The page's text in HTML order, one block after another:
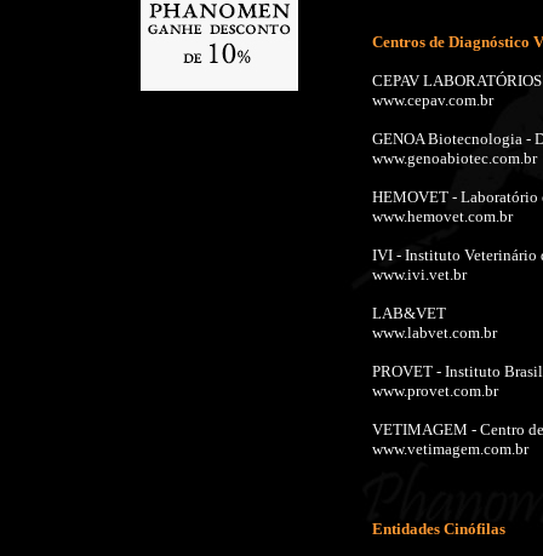
Centros de Diagnóstico
CEPAV
www.cepav.com.br
GENOA Biotecnologia -
www.genoabiotec.com.br
HEMOVET - Laboratório
www.hemovet.com.br
IVI - Instituto Veterinário
www.ivi.vet.br
LAB&VET
www.labvet.com.br
PROVET - Instituto
www.provet.com.br
VETIMAGEM - Centro
www.vetimagem.com.br
Entidades Cinófilas